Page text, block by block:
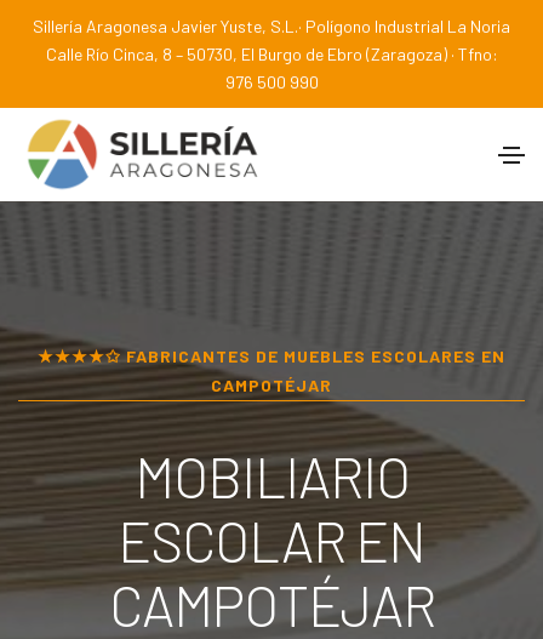
Sillería Aragonesa Javier Yuste, S.L.· Polígono Industrial La Noria
Calle Río Cinca, 8 – 50730, El Burgo de Ebro (Zaragoza) · Tfno:
976 500 990
★★★★✩ FABRICANTES DE MUEBLES ESCOLARES EN
CAMPOTÉJAR
MOBILIARIO
ESCOLAR EN
CAMPOTÉJAR